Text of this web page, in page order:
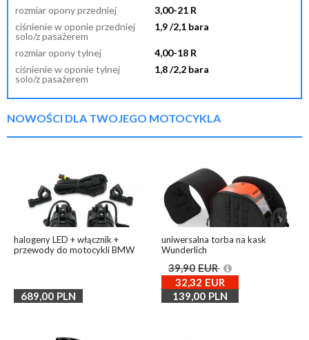
rozmiar opony przedniej
3,00-21 R
ciśnienie w oponie przedniej
solo/z pasażerem
1,9 /2,1 bara
rozmiar opony tylnej
4,00-18 R
ciśnienie w oponie tylnej
solo/z pasażerem
1,8 /2,2 bara
NOWOŚCI DLA TWOJEGO MOTOCYKLA
halogeny LED + włącznik +
przewody do motocykli BMW
689,00 PLN
uniwersalna torba na kask
Wunderlich
39,90 EUR
32,32 EUR
139,00 PLN